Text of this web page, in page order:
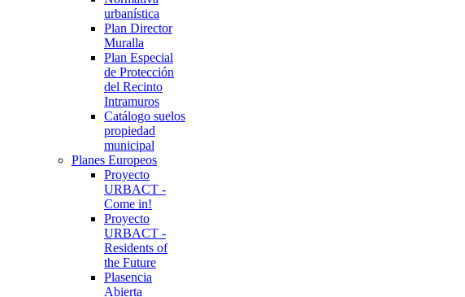
urbanística
Plan Director
Muralla
Plan Especial
de Protección
del Recinto
Intramuros
Catálogo suelos
propiedad
municipal
Planes Europeos
Proyecto
URBACT -
Come in!
Proyecto
URBACT -
Residents of
the Future
Plasencia
Abierta